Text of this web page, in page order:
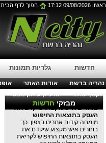
ראשון 09/08/2026 17:12 הפוך לדף הבית
חדשות גלריות תמונות
נהריה ברשת אודות האתר
תקנון האתר
ארכיון עיתון מבט
מבזקיחדשות
עבודות בגובה בסנפלינג:
הפתרון המושלם לתחזוקת
בניינים מודרניים
עבודות בגובה בסנפלינג: הפתרון
המושלם לתחזוקת בניינים מודרניים
לפרטים נוספים לחצו כאן >>
עורך דין דיני עבודה בנהריה:
מתי כדאי לפנות לייעוץ משפטי?
עורך דין דיני עבודה בנהריה: מתי
לקריאת המאמר המלא לחצו >>
מומחה קידום אתרים בצפון: כך
בוחרים איש מקצוע שיקדם את
העסק בתוצאות החיפוש
מומחה קידום אתרים בצפון: כך
בוחרים איש מקצוע שיקדם את
העסק בתוצאות החיפוש לקריאת
המאמר המלא לחצו >>